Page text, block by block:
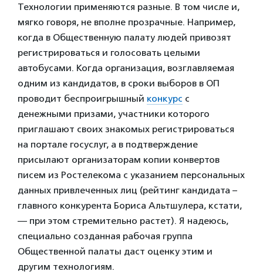
Технологии применяются разные. В том числе и,
мягко говоря, не вполне прозрачные. Например,
когда в Общественную палату людей привозят
регистрироваться и голосовать целыми
автобусами. Когда организация, возглавляемая
одним из кандидатов, в сроки выборов в ОП
проводит беспроигрышный конкурс с
денежными призами, участники которого
приглашают своих знакомых регистрироваться
на портале госуслуг, а в подтверждение
присылают организаторам копии конвертов
писем из Ростелекома с указанием персональных
данных привлеченных лиц (рейтинг кандидата –
главного конкурента Бориса Альтшулера, кстати,
— при этом стремительно растет). Я надеюсь,
специально созданная рабочая группа
Общественной палаты даст оценку этим и
другим технологиям.